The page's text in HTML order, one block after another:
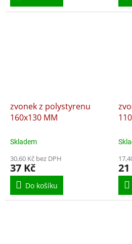
zvonek z polystyrenu
160x130 MM
Skladem
30,60 Kč bez DPH
37 Kč
Do košíku
21